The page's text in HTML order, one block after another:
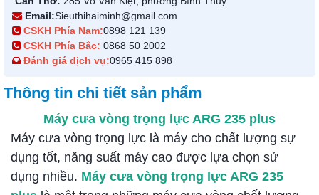
Email:Sieuthihaiminh@gmail.com
CSKH Phía Nam:0898 121 139
CSKH Phía Bắc: 0868 50 2002
Đánh giá dịch vụ:0965 415 898
Thông tin chi tiết sản phẩm
Máy cưa vòng trọng lực ARG 235 plus
Máy cưa vòng trọng lực là máy cho chất lượng sự
dụng tốt, năng suất máy cao được lựa chọn sử
dụng nhiều. Máy cưa vòng trọng lực ARG 235